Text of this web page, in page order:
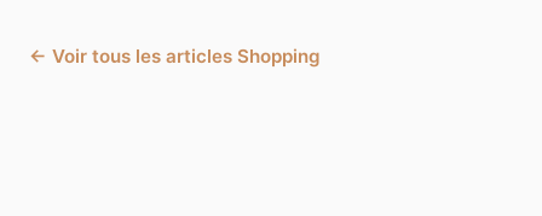
← Voir tous les articles Shopping